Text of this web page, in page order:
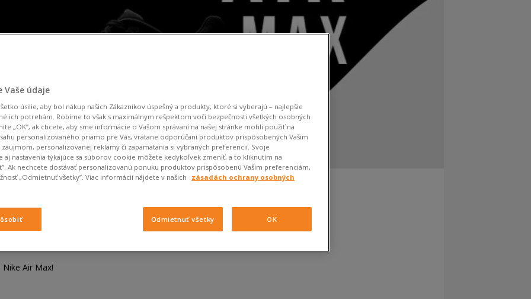
Air Max!
Vaše údaje
úsilie, aby bol nákup našich Zákazníkov úspešný a produkty, ktoré si vyberajú – najlepšie
ich potrebám. Robíme to však s maximálnym rešpektom voči bezpečnosti všetkých osobných
„OK”, ak chcete, aby sme informácie o Vašom správaní na našej stránke mohli použiť na
personalizovaného priamo pre Vás, vrátane odporúčaní produktov prispôsobených Vašim
personalizovanej reklamy či zapamätania si vybraných preferencií. Svoje
aj nastavenia týkajúce sa súborov cookie môžete kedykoľvek zmeniť, a to kliknutím na
Ak nechcete dostávať personalizovanú ponuku produktov prispôsobenú Vašim preferenciám,
„Odmietnuť všetky”. Viac informácií nájdete v našich
zásadách ochrany osobných
Odmietnuť všetky OK